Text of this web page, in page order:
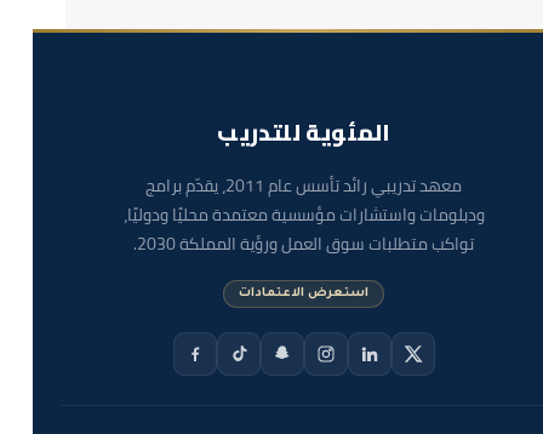
المئوية للتدريب
معهد تدريبي رائد تأسس عام 2011، يقدّم برامج
ودبلومات واستشارات مؤسسية معتمدة محليًا ودوليًا،
تواكب متطلبات سوق العمل ورؤية المملكة 2030.
استعرض الاعتمادات